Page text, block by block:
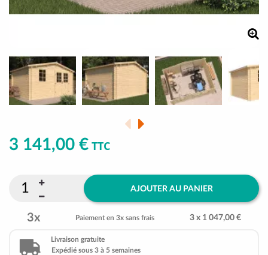
3 141,00 € TTC
AJOUTER AU PANIER
3x Paiement en 3x sans frais 3 x 1 047,00 €
Livraison gratuite
Expédié sous 3 à 5 semaines